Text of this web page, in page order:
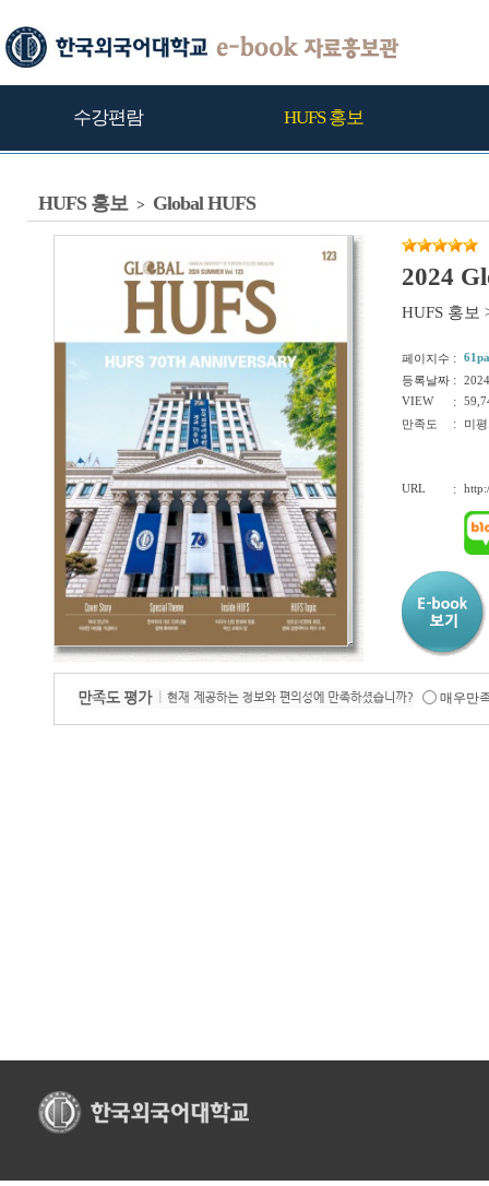
수강편람 HUFS 홍보
HUFS 홍보 > Global HUFS
2024
HUFS 홍보
페이지수 :
등록날짜 :
VIEW
:
만족도
: 미
URL :
매우만